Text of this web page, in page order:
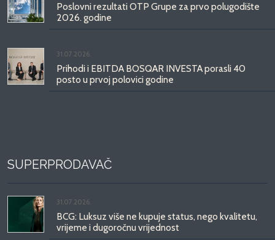
Poslovni rezultati OTP Grupe za prvo polugodište
2026. godine
31.07.2026.
Prihodi i EBITDA BOSQAR INVESTA porasli 40
posto u prvoj polovici godine
SUPERPRODAVAČ
31.07.2026.
BCG: Luksuz više ne kupuje status, nego kvalitetu,
vrijeme i dugoročnu vrijednost